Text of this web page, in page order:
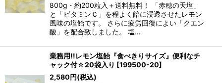
800g・約200粒入＋送料無料！ 「赤穂の天塩」
と「ビタミンＣ」を程よく飴に浸透させたレモン
風味の塩飴です。 さらに疲労回復によい「クエン
酸」を配合致しました。 塩…
業務用!!レモン塩飴『食べきりサイズ』便利なチ
ャック付☆20袋入り [199500-20]
2,580円(税込)